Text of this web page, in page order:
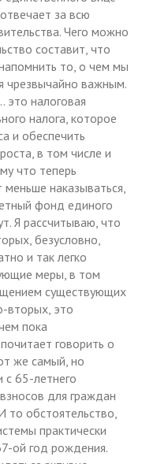
за всю
Чего можно
составит, что
то, о чем мы
чрезвычайно важным.
это налоговая
налога, которое
и обеспечить
в том числе и
что теперь
наказываться,
фонд единого
Я рассчитываю, что
безусловно,
и так легко
меры, в том
существующих
вторых, это
пока
говорить о
же самый, но
с 65-летнего
для граждан
то обстоятельство,
практически
ой год рождения.